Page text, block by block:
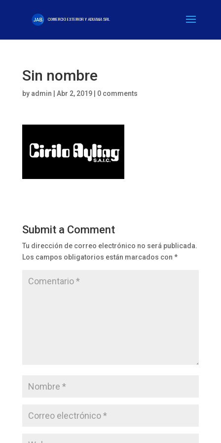
Sin nombre
by admin Abr 2, 2019| 0 comments
Submit a Comment
Tu dirección de correo electrónico no será publicada.
Los campos obligatorios están marcados con *